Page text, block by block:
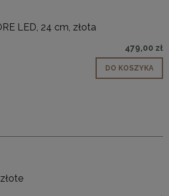
LED, 24 cm, złota
479,00 zł
DO KOSZYKA